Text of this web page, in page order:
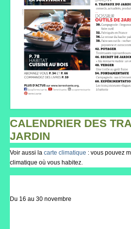
Evénements
Amis jardiniers du Devon
Fête des plantes
Florescence
Portes ouvertes
Visites de jardins
Autres
Flore et faune
Flore
CALENDRIER DES
JARDIN
Voir aussi la carte climatique : vous pouvez
climatique où vous habitez.
Du 16 au 30 novembre